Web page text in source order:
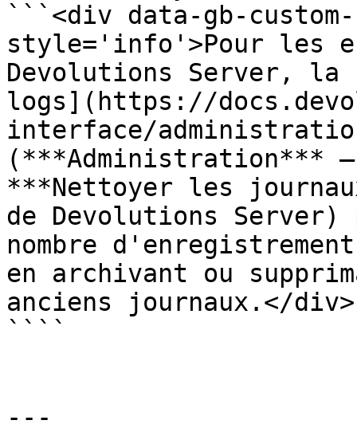
```<div data-gb-
style='info'>Pour les
Devolutions Server,
logs](https://
interface/
(***Administration***
***Nettoyer les
de Devolutions
nombre
en archivant ou
anciens journaux.</div>
````
---